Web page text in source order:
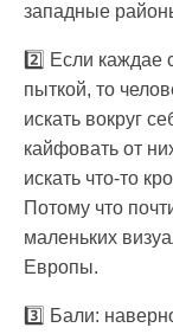
западные
2️⃣ Если каждае
пыткой, то
искать вокруг
кайфовать от
искать что-то
Потому что
маленьких
Европы.
3️⃣ Бали: